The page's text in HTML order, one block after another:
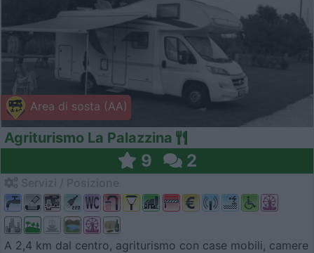
Area di sosta (AA)
Agriturismo La Palazzina
9 2
A 2,4 km dal centro, agriturismo con case mobili, camere